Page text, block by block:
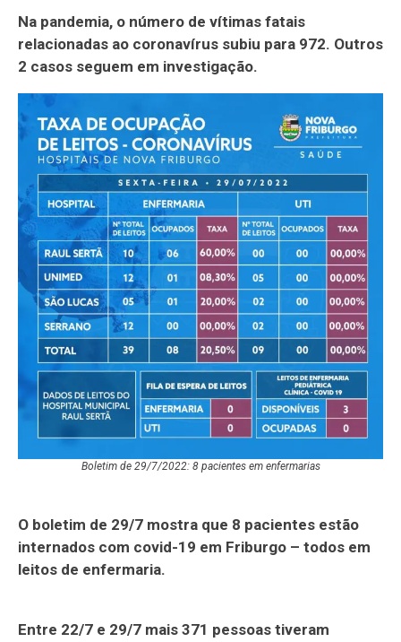
Na pandemia, o número de vítimas fatais
relacionadas ao coronavírus subiu para 972. Outros
2 casos seguem em investigação.
Boletim de 29/7/2022: 8 pacientes em enfermarias
O boletim de 29/7 mostra que 8 pacientes estão
internados com covid-19 em Friburgo – todos em
leitos de enfermaria.
Entre 22/7 e 29/7 mais 371 pessoas tiveram